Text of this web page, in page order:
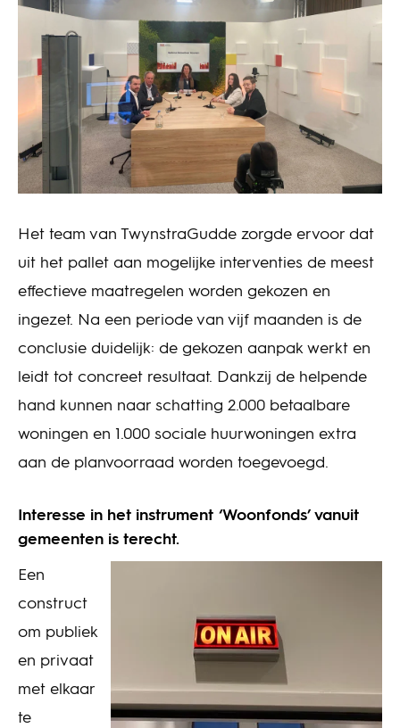
Het team van TwynstraGudde zorgde ervoor dat
uit het pallet aan mogelijke interventies de meest
effectieve maatregelen worden gekozen en
ingezet. Na een periode van vijf maanden is de
conclusie duidelijk: de gekozen aanpak werkt en
leidt tot concreet resultaat. Dankzij de helpende
hand kunnen naar schatting 2.000 betaalbare
woningen en 1.000 sociale huurwoningen extra
aan de planvoorraad worden toegevoegd.
Interesse in het instrument ‘Woonfonds’ vanuit
gemeenten is terecht.
Een
construct
om publiek
en privaat
met elkaar
te